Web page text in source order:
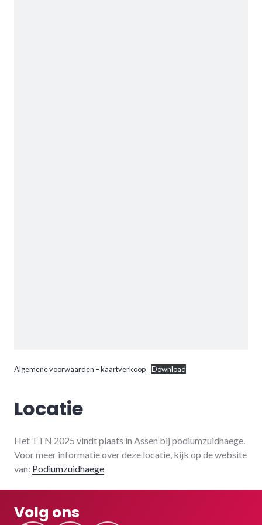
Algemene voorwaarden – kaartverkoop Download
Locatie
Het TTN 2025 vindt plaats in Assen bij podiumzuidhaege.
Voor meer informatie over deze locatie, kijk op de website
van: Podiumzuidhaege
Volg ons